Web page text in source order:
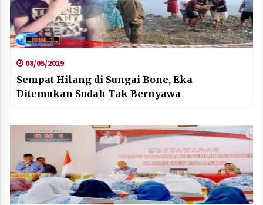
08/05/2019
Sempat Hilang di Sungai Bone, Eka
Ditemukan Sudah Tak Bernyawa